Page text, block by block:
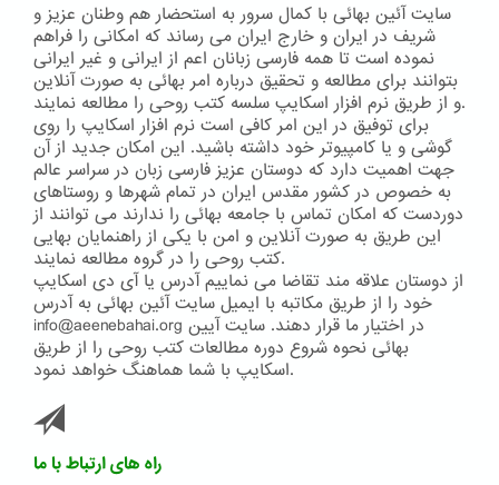
سایت آئین بهائی با کمال سرور به استحضار هم وطنان عزیز و
شریف در ایران و خارج ایران می رساند که امکانی را فراهم
نموده است تا همه فارسی زبانان اعم از ایرانی و غیر ایرانی
بتوانند برای مطالعه و تحقیق درباره امر بهائی به صورت آنلاین
و از طریق نرم افزار اسکایپ سلسه کتب روحی را مطالعه نمایند.
برای توفیق در این امر کافی است نرم افزار اسکایپ را روی
گوشی و یا کامپیوتر خود داشته باشید. این امکان جدید از آن
جهت اهمیت دارد که دوستان عزیز فارسی زبان در سراسر عالم
به خصوص در کشور مقدس ایران در تمام شهرها و روستاهای
دوردست که امکان تماس با جامعه بهائی را ندارند می توانند از
این طریق به صورت آنلاین و امن با یکی از راهنمایان بهایی
کتب روحی را در گروه مطالعه نمایند.
از دوستان علاقه مند تقاضا می نماییم آدرس یا آی دی اسکایپ
خود را از طریق مکاتبه با ایمیل سایت آئین بهائی به آدرس
info@aeenebahai.org در اختیار ما قرار دهند. سایت آیین
بهائی نحوه شروع دوره مطالعات کتب روحی را از طریق
اسکایپ با شما هماهنگ خواهد نمود.
راه های ارتباط با ما